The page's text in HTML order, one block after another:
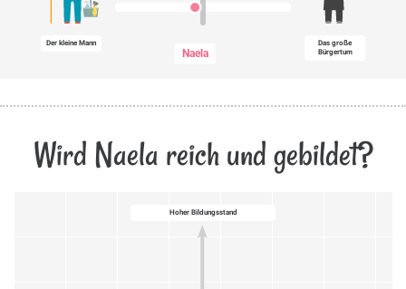
Der kleine Mann
Naela
Das große
Bürgertum
Wird Naela reich und gebildet?
Hoher Bildungsstand